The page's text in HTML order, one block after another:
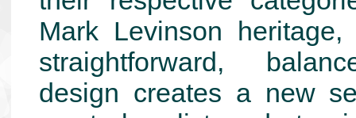
Mark Levinson
straightforward,
design creates a new